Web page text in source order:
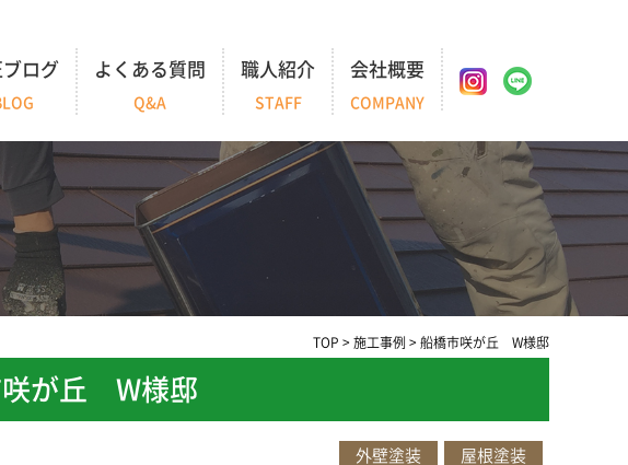
ブログ よくある質問
Q&A
職人紹介
STAFF
会社概要
COMPANY
TOP > 施工事例 > 船橋市咲が丘 W様邸
咲が丘 W様邸
外壁塗装 屋根塗装